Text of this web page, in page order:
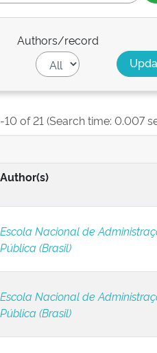
Authors/record
10 of 21 (Search time: 0.007
Author(s)
Escola Nacional de
Pública (Brasil)
Escola Nacional de
Pública (Brasil)